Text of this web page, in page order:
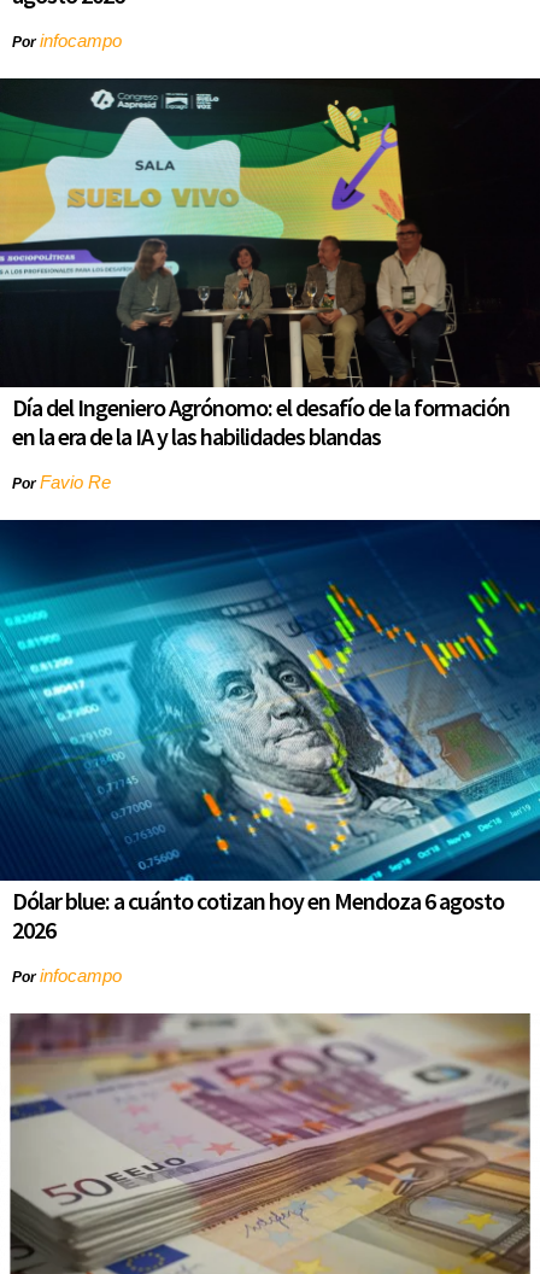
Porinfocampo
Día del Ingeniero Agrónomo: el desafío de la formación
en la era de la IA y las habilidades blandas
PorFavio Re
Dólar blue: a cuánto cotizan hoy en Mendoza 6 agosto
2026
Porinfocampo